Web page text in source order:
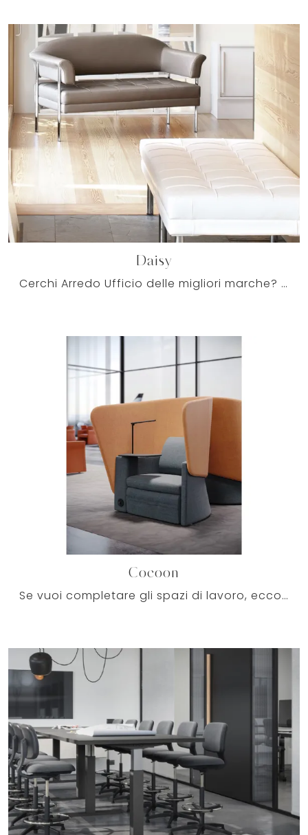
Daisy
Cerchi Arredo Ufficio delle migliori marche? Scopri le differenti soluzioni di sedie ospiti e attesa in pelle, come il modello Daisy di Milani.
Cocoon
Se vuoi completare gli spazi di lavoro, ecco qui il modello Cocoon di Milani tra diverse proposte di sedie ospiti e attesa.